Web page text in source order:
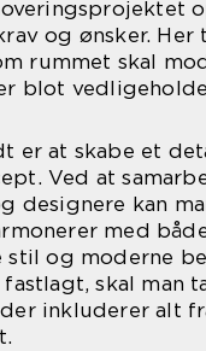
og ønsker. Her
rummet skal
blot
er at skabe et
Ved at
designere kan
med
og moderne
skal man
inkluderer alt